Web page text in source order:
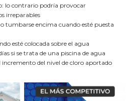
lo contrario podría provocar
irreparables
tumbarse encima cuando esté puesta
esté colocada sobre el agua
si se trata de una piscina de agua
incremento del nivel de cloro aportado